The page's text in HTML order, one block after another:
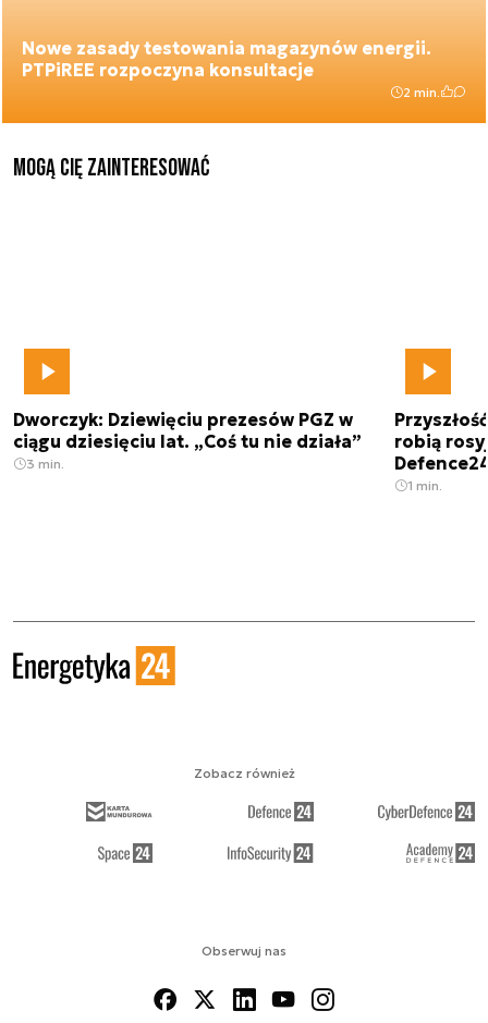
Nowe zasady testowania magazynów energii.
PTPiREE rozpoczyna konsultacje
2 min.
Mogą Cię zainteresować
Dworczyk: Dziewięciu prezesów PGZ w
ciągu dziesięciu lat. „Coś tu nie działa”
3 min.
robią
1 min.
Obserwuj nas
Zobacz również